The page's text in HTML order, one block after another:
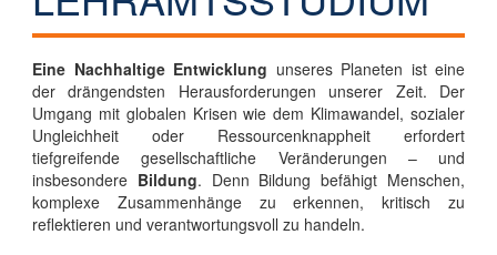
Eine Nachhaltige Entwicklung unseres Planeten ist eine
der drängendsten Herausforderungen unserer Zeit. Der
Umgang mit globalen Krisen wie dem Klimawandel, sozialer
Ungleichheit oder Ressourcenknappheit erfordert
tiefgreifende gesellschaftliche Veränderungen – und
insbesondere Bildung. Denn Bildung befähigt Menschen,
komplexe Zusammenhänge zu erkennen, kritisch zu
reflektieren und verantwortungsvoll zu handeln.